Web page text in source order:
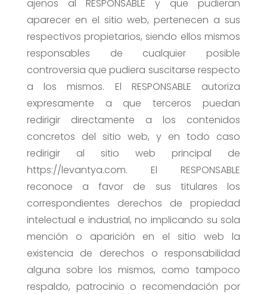
ajenos al RESPONSABLE y que pudieran
aparecer en el sitio web, pertenecen a sus
respectivos propietarios, siendo ellos mismos
responsables de cualquier posible
controversia que pudiera suscitarse respecto
a los mismos. El RESPONSABLE autoriza
expresamente a que terceros puedan
redirigir directamente a los contenidos
concretos del sitio web, y en todo caso
redirigir al sitio web principal de
https://levantya.com. El RESPONSABLE
reconoce a favor de sus titulares los
correspondientes derechos de propiedad
intelectual e industrial, no implicando su sola
mención o aparición en el sitio web la
existencia de derechos o responsabilidad
alguna sobre los mismos, como tampoco
respaldo, patrocinio o recomendación por